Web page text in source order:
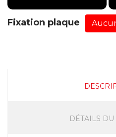
Fixation plaque
DÉTAILS